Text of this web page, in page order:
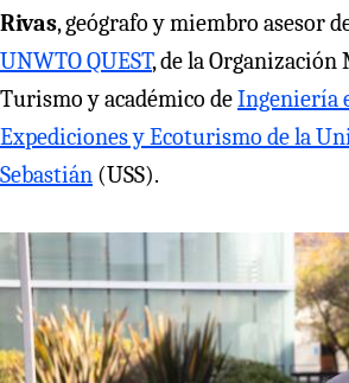
Rivas, geógrafo y miembro asesor
UNWTO QUEST, de la
Turismo y académico deIngeniería
Expediciones y Ecoturismo de la
Sebastián (USS).